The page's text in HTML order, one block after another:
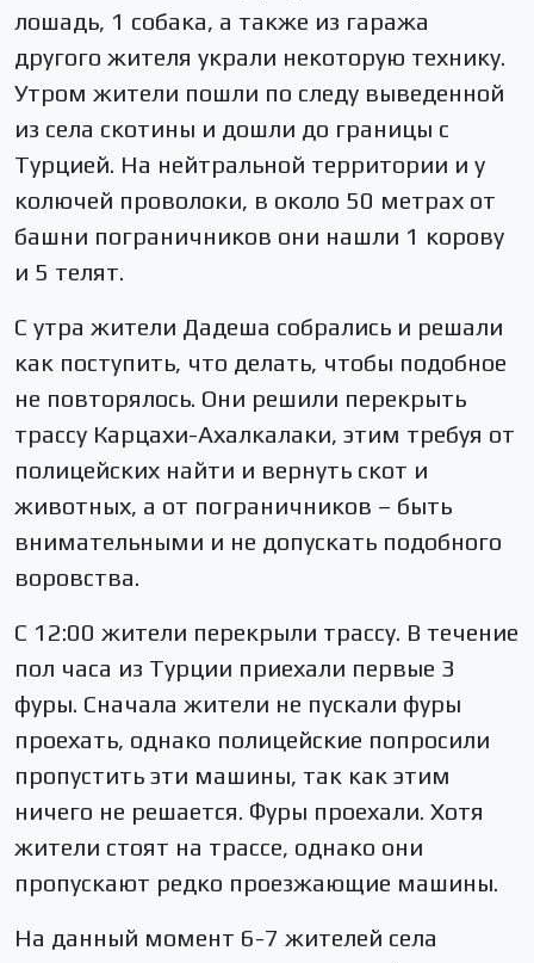
лошадь, 1 собака, а также из гаража
другого жителя украли некоторую технику.
Утром жители пошли по следу выведенной
из села скотины и дошли до границы с
Турцией. На нейтральной территории и у
колючей проволоки, в около 50 метрах от
башни пограничников они нашли 1 корову
и 5 телят.
С утра жители Дадеша собрались и решали
как поступить, что делать, чтобы подобное
не повторялось. Они решили перекрыть
трассу Карцахи-Ахалкалаки, этим требуя от
полицейских найти и вернуть скот и
животных, а от пограничников – быть
внимательными и не допускать подобного
воровства.
С 12:00 жители перекрыли трассу. В течение
пол часа из Турции приехали первые 3
фуры. Сначала жители не пускали фуры
проехать, однако полицейские попросили
пропустить эти машины, так как этим
ничего не решается. Фуры проехали. Хотя
жители стоят на трассе, однако они
пропускают редко проезжающие машины.
На данный момент 6-7 жителей села